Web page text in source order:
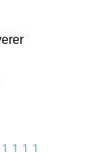
1 1 1 1